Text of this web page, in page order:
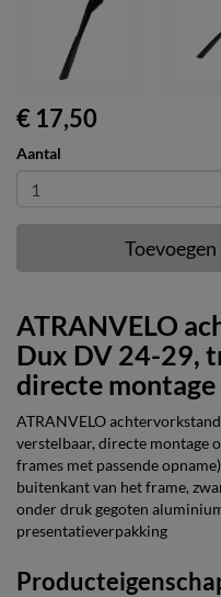
€ 17,50
Aantal
ATRANVELO
Dux DV 24-29,
directe montage
ATRANVELO
verstelbaar, directe montage
frames met passende
buitenkant van het frame,
onder druk gegoten
presentatieverpakking